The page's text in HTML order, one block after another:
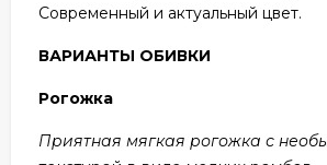
Современный и актуальный цвет.
ВАРИАНТЫ ОБИВКИ
Рогожка
Приятная мягкая рогожка с